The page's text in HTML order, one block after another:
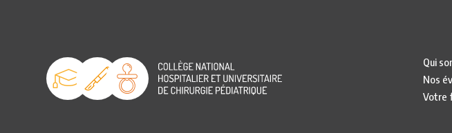
Qui
Nos
Votre